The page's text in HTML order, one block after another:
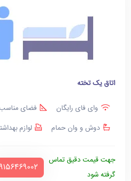
اتاق یک تخته
وای فای رایگان
فضای
دوش و وان حمام
لوازم
جهت قیمت دقیق تماس
گرفته شود